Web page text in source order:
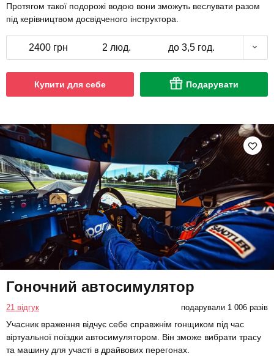
Протягом такої подорожі водою вони зможуть веслувати разом
під керівництвом досвідченого інструктора.
2400 грн 2 люд. до 3,5 год.
Купити для себе Подарувати
Гоночний автосимулятор
21 відгук подарували 1 006 разів
Учасник враження відчує себе справжнім гонщиком під час
віртуальної поїздки автосимулятором. Він зможе вибрати трасу
та машину для участі в драйвових перегонах.